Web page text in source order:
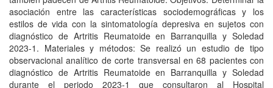
asociación entre las características sociodemográficas y los
estilos de vida con la sintomatología depresiva en sujetos con
diagnóstico de Artritis Reumatoide en Barranquilla y Soledad
2023-1. Materiales y métodos: Se realizó un estudio de tipo
observacional analítico de corte transversal en 68 pacientes con
diagnóstico de Artritis Reumatoide en Barranquilla y Soledad
durante el periodo 2023-1 que consultaron al Hospital